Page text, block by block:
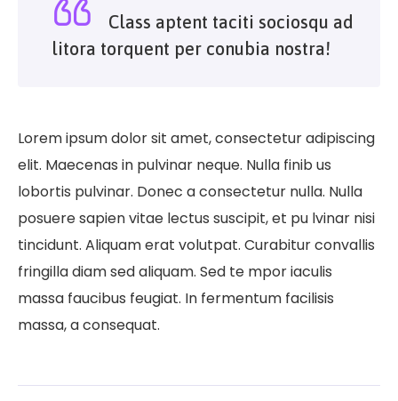
Class aptent taciti sociosqu ad
litora torquent per conubia nostra!
Lorem ipsum dolor sit amet, consectetur adipiscing
elit. Maecenas in pulvinar neque. Nulla finib us
lobortis pulvinar. Donec a consectetur nulla. Nulla
posuere sapien vitae lectus suscipit, et pu lvinar nisi
tincidunt. Aliquam erat volutpat. Curabitur convallis
fringilla diam sed aliquam. Sed te mpor iaculis
massa faucibus feugiat. In fermentum facilisis
massa, a consequat.